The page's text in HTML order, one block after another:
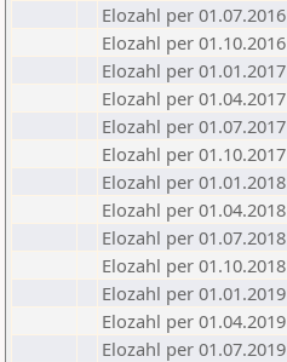
Elozahl per 01.07.2016
Elozahl per 01.10.2016
Elozahl per 01.01.2017
Elozahl per 01.04.2017
Elozahl per 01.07.2017
Elozahl per 01.10.2017
Elozahl per 01.01.2018
Elozahl per 01.04.2018
Elozahl per 01.07.2018
Elozahl per 01.10.2018
Elozahl per 01.01.2019
Elozahl per 01.04.2019
Elozahl per 01.07.2019